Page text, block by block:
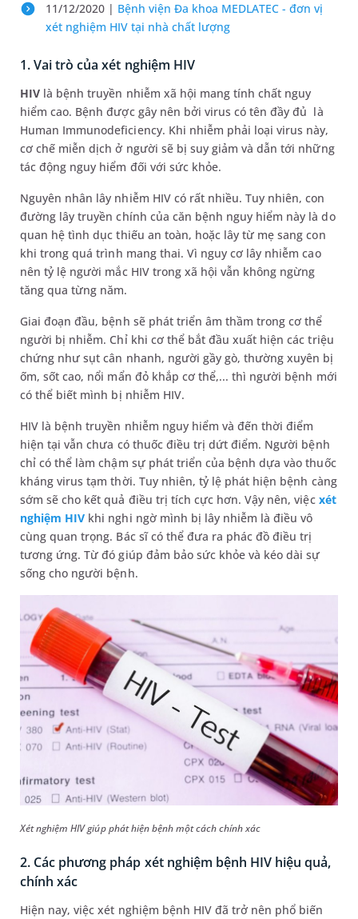
11/12/2020 | Bệnh viện Đa khoa MEDLATEC - đơn vị
xét nghiệm HIV tại nhà chất lượng
1. Vai trò của xét nghiệm HIV
HIV là bệnh truyền nhiễm xã hội mang tính chất nguy
hiểm cao. Bệnh được gây nên bởi virus có tên đầy đủ là
Human Immunodeficiency. Khi nhiễm phải loại virus này,
cơ chế miễn dịch ở người sẽ bị suy giảm và dẫn tới những
tác động nguy hiểm đối với sức khỏe.
Nguyên nhân lây nhiễm HIV có rất nhiều. Tuy nhiên, con
đường lây truyền chính của căn bệnh nguy hiểm này là do
quan hệ tình dục thiếu an toàn, hoặc lây từ mẹ sang con
khi trong quá trình mang thai. Vì nguy cơ lây nhiễm cao
nên tỷ lệ người mắc HIV trong xã hội vẫn không ngừng
tăng qua từng năm.
Giai đoạn đầu, bệnh sẽ phát triển âm thầm trong cơ thể
người bị nhiễm. Chỉ khi cơ thể bắt đầu xuất hiện các triệu
chứng như sụt cân nhanh, người gầy gò, thường xuyên bị
ốm, sốt cao, nổi mẩn đỏ khắp cơ thể,... thì người bệnh mới
có thể biết mình bị nhiễm HIV.
HIV là bệnh truyền nhiễm nguy hiểm và đến thời điểm
hiện tại vẫn chưa có thuốc điều trị dứt điểm. Người bệnh
chỉ có thể làm chậm sự phát triển của bệnh dựa vào thuốc
kháng virus tạm thời. Tuy nhiên, tỷ lệ phát hiện bệnh càng
sớm sẽ cho kết quả điều trị tích cực hơn. Vậy nên, việc xét
nghiệm HIV khi nghi ngờ mình bị lây nhiễm là điều vô
cùng quan trọng. Bác sĩ có thể đưa ra phác đồ điều trị
tương ứng. Từ đó giúp đảm bảo sức khỏe và kéo dài sự
sống cho người bệnh.
Xét nghiệm HIV giúp phát hiện bệnh một cách chính xác
2. Các phương pháp xét nghiệm bệnh HIV hiệu quả,
chính xác
Hiện nay, việc xét nghiệm bệnh HIV đã trở nên phổ biến